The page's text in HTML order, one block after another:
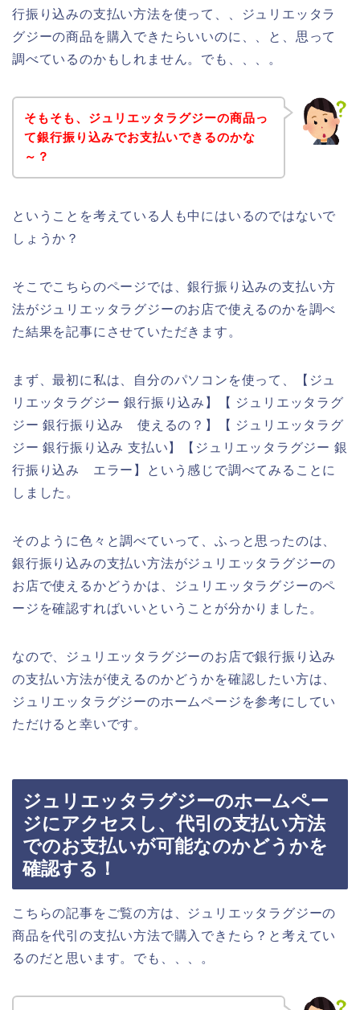
行振り込みの支払い方法を使って、、ジュリエッタラ
グジーの商品を購入できたらいいのに、、と、思って
調べているのかもしれません。でも、、、。
そもそも、ジュリエッタラグジーの商品っ
て銀行振り込みでお支払いできるのかな
～？
ということを考えている人も中にはいるのではないで
しょうか？
そこでこちらのページでは、銀行振り込みの支払い方
法がジュリエッタラグジーのお店で使えるのかを調べ
た結果を記事にさせていただきます。
まず、最初に私は、自分のパソコンを使って、【ジュ
リエッタラグジー 銀行振り込み】【 ジュリエッタラグ
ジー 銀行振り込み 使えるの？】【 ジュリエッタラグ
ジー 銀行振り込み 支払い】【ジュリエッタラグジー 銀
行振り込み エラー】という感じで調べてみることに
しました。
そのように色々と調べていって、ふっと思ったのは、
銀行振り込みの支払い方法がジュリエッタラグジーの
お店で使えるかどうかは、ジュリエッタラグジーのペ
ージを確認すればいいということが分かりました。
なので、ジュリエッタラグジーのお店で銀行振り込み
の支払い方法が使えるのかどうかを確認したい方は、
ジュリエッタラグジーのホームページを参考にしてい
ただけると幸いです。
ジュリエッタラグジーのホームペー
ジにアクセスし、代引の支払い方法
でのお支払いが可能なのかどうかを
確認する！
こちらの記事をご覧の方は、ジュリエッタラグジーの
商品を代引の支払い方法で購入できたら？と考えてい
るのだと思います。でも、、、。